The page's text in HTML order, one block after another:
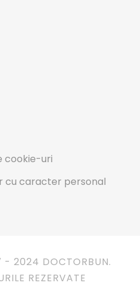
cookie-uri
cu caracter personal
2024 DOCTORBUN.
REZERVATE